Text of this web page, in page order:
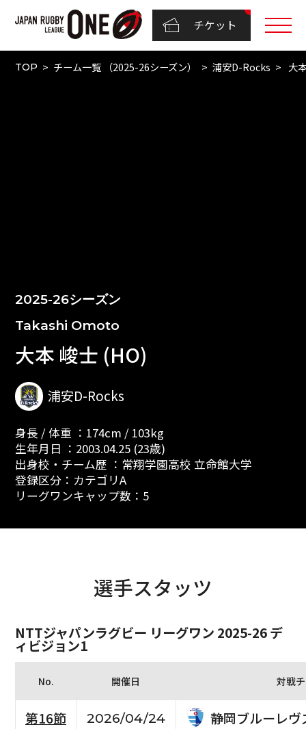
チケット
TOP チーム一覧 （2025-26シーズン） 浦安D-Rocks 大
2025-26シーズン
Takashi Omoto
大本 峻士 (HO)
浦安D-Rocks
身長 / 体重 ：174cm / 103kg
生年月日 ：2003.04.25 (23歳)
出身校・チーム歴 ：常翔学園高校 立命館大学
登録区分：カテゴリA
リーグワンキャップ数：5
選手スタッツ
NTTジャパンラグビー リーグワン 2025-26 デ
ィビジョン1
No. 開催日 対戦
第16節 2026/04/24
静岡ブルーレヴ